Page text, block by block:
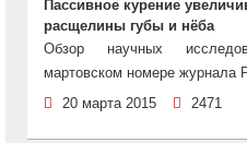
Пассивное курение
расщелины губы и нёба
Обзор научных
мартовском номере журнала
20 марта 2015
2471